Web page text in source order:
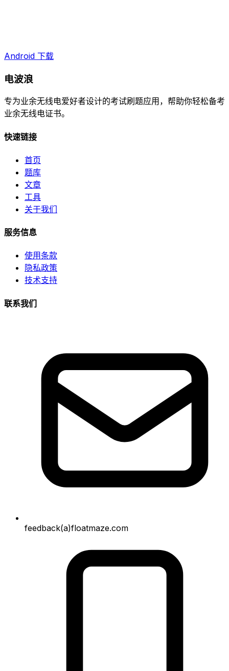
Android 下载
电波浪
专为业余无线电爱好者设计的考试刷题应用，帮助你轻松备考
业余无线电证书。
快速链接
首页
题库
文章
工具
关于我们
服务信息
使用条款
隐私政策
技术支持
联系我们
feedback(a)floatmaze.com